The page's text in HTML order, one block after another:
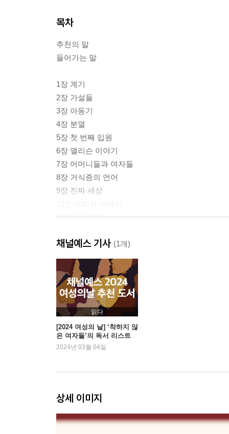
목차
추천의 말
들어가는 말
1장 계기
2장 가설들
3장 아동기
4장 분열
5장 첫 번째 입원
6장 앨리슨 이야기
7장 어머니들과 여자들
8장 거식증의 언어
9장 진짜 세상
11장 무인지대
13장 제럴딘 이야기
14장 병약한 여자아이
15장 공기 한 모금
16장 집과 기숙학교
17장 대학
18장 패션
19장 어맨다 이야기
20장 중독
21장 회복
후주
채널예스 기사 (1개)
읽다
[2024 여성의 날] ‘착하지 않
은 여자들’의 독서 리스트
2024년 03월 04일
상세 이미지